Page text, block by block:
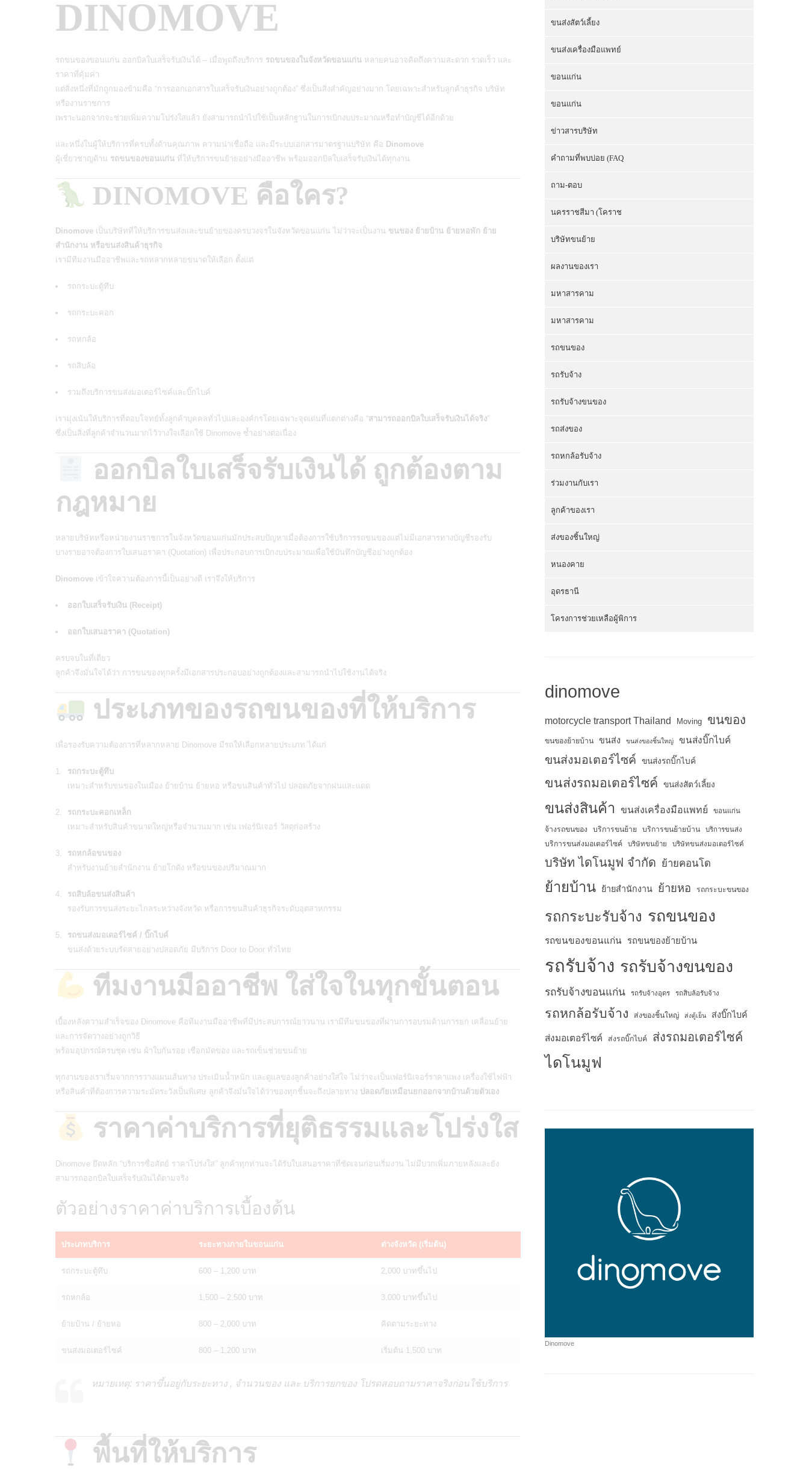
DINOMOVE
รถขนของขอนแก่น ออกบิลใบเสร็จรับเงินได้ – เมื่อพูดถึงบริการ รถขนของในจังหวัดขอนแก่น หลายคนอาจคิดถึงความสะดวก รวดเร็ว และ
ราคาที่คุ้มค่า
แต่สิ่งหนึ่งที่มักถูกมองข้ามคือ “การออกเอกสารใบเสร็จรับเงินอย่างถูกต้อง” ซึ่งเป็นสิ่งสำคัญอย่างมาก โดยเฉพาะสำหรับลูกค้าธุรกิจ บริษัท
หรืองานราชการ
เพราะนอกจากจะช่วยเพิ่มความโปร่งใสแล้ว ยังสามารถนำไปใช้เป็นหลักฐานในการเบิกงบประมาณหรือทำบัญชีได้อีกด้วย
และหนึ่งในผู้ให้บริการที่ครบทั้งด้านคุณภาพ ความน่าเชื่อถือ และมีระบบเอกสารมาตรฐานบริษัท คือ Dinomove
ผู้เชี่ยวชาญด้าน รถขนของขอนแก่น ที่ให้บริการขนย้ายอย่างมืออาชีพ พร้อมออกบิลใบเสร็จรับเงินได้ทุกงาน
DINOMOVE คือใคร?
Dinomove เป็นบริษัทที่ให้บริการขนส่งและขนย้ายของครบวงจรในจังหวัดขอนแก่น ไม่ว่าจะเป็นงาน ขนของ ย้ายบ้าน ย้ายหอพัก ย้าย
สำนักงาน หรือขนส่งสินค้าธุรกิจ
เรามีทีมงานมืออาชีพและรถหลากหลายขนาดให้เลือก ตั้งแต่
รถกระบะตู้ทึบ
รถกระบะคอก
รถหกล้อ
รถสิบล้อ
รวมถึงบริการขนส่งมอเตอร์ไซค์และบิ๊กไบค์
เรามุ่งเน้นให้บริการที่ตอบโจทย์ทั้งลูกค้าบุคคลทั่วไปและองค์กรโดยเฉพาะจุดเด่นที่แตกต่างคือ “สามารถออกบิลใบเสร็จรับเงินได้จริง”
ซึ่งเป็นสิ่งที่ลูกค้าจำนวนมากไว้วางใจเลือกใช้ Dinomove ซ้ำอย่างต่อเนื่อง
ออกบิลใบเสร็จรับเงินได้ ถูกต้องตาม
กฎหมาย
หลายบริษัทหรือหน่วยงานราชการในจังหวัดขอนแก่นมักประสบปัญหาเมื่อต้องการใช้บริการรถขนของแต่ไม่มีเอกสารทางบัญชีรองรับ
บางรายอาจต้องการใบเสนอราคา (Quotation) เพื่อประกอบการเบิกงบประมาณเพื่อใช้บันทึกบัญชีอย่างถูกต้อง
Dinomove เข้าใจความต้องการนี้เป็นอย่างดี เราจึงให้บริการ
ออกใบเสร็จรับเงิน (Receipt)
ออกใบเสนอราคา (Quotation)
ครบจบในที่เดียว
ลูกค้าจึงมั่นใจได้ว่า การขนของทุกครั้งมีเอกสารประกอบอย่างถูกต้องและสามารถนำไปใช้งานได้จริง
ประเภทของรถขนของที่ให้บริการ
เพื่อรองรับความต้องการที่หลากหลาย Dinomove มีรถให้เลือกหลายประเภท ได้แก่
รถกระบะตู้ทึบ
เหมาะสำหรับขนของในเมือง ย้ายบ้าน ย้ายหอ หรือขนสินค้าทั่วไป ปลอดภัยจากฝนและแดด
รถกระบะคอกเหล็ก
เหมาะสำหรับสินค้าขนาดใหญ่หรือจำนวนมาก เช่น เฟอร์นิเจอร์ วัสดุก่อสร้าง
รถหกล้อขนของ
สำหรับงานย้ายสำนักงาน ย้ายโกดัง หรือขนของปริมาณมาก
รถสิบล้อขนส่งสินค้า
รองรับการขนส่งระยะไกลระหว่างจังหวัด หรือการขนสินค้าธุรกิจระดับอุตสาหกรรม
รถขนส่งมอเตอร์ไซค์ / บิ๊กไบค์
ขนส่งด้วยระบบรัดสายอย่างปลอดภัย มีบริการ Door to Door ทั่วไทย
ทีมงานมืออาชีพ ใส่ใจในทุกขั้นตอน
เบื้องหลังความสำเร็จของ Dinomove คือทีมงานมืออาชีพที่มีประสบการณ์ยาวนาน เรามีทีมขนของที่ผ่านการอบรมด้านการยก เคลื่อนย้าย
และการจัดวางอย่างถูกวิธี
พร้อมอุปกรณ์ครบชุด เช่น ผ้าใบกันรอย เชือกมัดของ และรถเข็นช่วยขนย้าย
ทุกงานของเราเริ่มจากการวางแผนเส้นทาง ประเมินน้ำหนัก และดูแลของลูกค้าอย่างใส่ใจ ไม่ว่าจะเป็นเฟอร์นิเจอร์ราคาแพง เครื่องใช้ไฟฟ้า
หรือสินค้าที่ต้องการความระมัดระวังเป็นพิเศษ ลูกค้าจึงมั่นใจได้ว่าของทุกชิ้นจะถึงปลายทาง ปลอดภัยเหมือนยกออกจากบ้านด้วยตัวเอง
ราคาค่าบริการที่ยุติธรรมและโปร่งใส
Dinomove ยึดหลัก “บริการซื่อสัตย์ ราคาโปร่งใส” ลูกค้าทุกท่านจะได้รับใบเสนอราคาที่ชัดเจนก่อนเริ่มงาน ไม่มีบวกเพิ่มภายหลังและยัง
สามารถออกบิลใบเสร็จรับเงินได้ตามจริง
ตัวอย่างราคาค่าบริการเบื้องต้น
ประเภทบริการ ระยะทางภายในขอนแก่น ต่างจังหวัด (เริ่มต้น)
รถกระบะตู้ทึบ 600 – 1,200 บาท 2,000 บาทขึ้นไป
รถหกล้อ 1,500 – 2,500 บาท 3,000 บาทขึ้นไป
ย้ายบ้าน / ย้ายหอ 800 – 2,000 บาท คิดตามระยะทาง
ขนส่งมอเตอร์ไซค์ 800 – 1,200 บาท เริ่มต้น 1,500 บาท
หมายเหตุ: ราคาขึ้นอยู่กับระยะทาง , จำนวนของ และ บริการยกของ โปรดสอบถามราคาจริงก่อนใช้บริการ
พื้นที่ให้บริการ
ขนส่งสัตว์เลี้ยง
ขนส่งเครื่องมือแพทย์
ขอนแก่น
ขอนแก่น
ข่าวสารบริษัท
คำถามที่พบบ่อย (FAQ
ถาม-ตอบ
นครราชสีมา (โคราช
บริษัทขนย้าย
ผลงานของเรา
มหาสารคาม
มหาสารคาม
รถขนของ
รถรับจ้าง
รถรับจ้างขนของ
รถส่งของ
รถหกล้อรับจ้าง
ร่วมงานกับเรา
ลูกค้าของเรา
ส่งของชิ้นใหญ่
หนองคาย
อุดรธานี
โครงการช่วยเหลือผู้พิการ
dinomove
motorcycle transport Thailand Moving ขนของ
ขนของย้ายบ้าน ขนส่ง ขนส่งของชิ้นใหญ่ ขนส่งบิ๊กไบค์
ขนส่งมอเตอร์ไซค์ ขนส่งรถบิ๊กไบค์
ขนส่งรถมอเตอร์ไซค์ ขนส่งสัตว์เลี้ยง
ขนส่งสินค้า ขนส่งเครื่องมือแพทย์ ขอนแก่น
จ้างรถขนของ บริการขนย้าย บริการขนย้ายบ้าน บริการขนส่ง
บริการขนส่งมอเตอร์ไซค์ บริษัทขนย้าย บริษัทขนส่งมอเตอร์ไซค์
บริษัท ไดโนมูฟ จำกัด ย้ายคอนโด
ย้ายบ้าน ย้ายสำนักงาน ย้ายหอ รถกระบะขนของ
รถกระบะรับจ้าง รถขนของ
รถขนของขอนแก่น รถขนของย้ายบ้าน
รถรับจ้าง รถรับจ้างขนของ
รถรับจ้างขอนแก่น รถรับจ้างอุดร รถสิบล้อรับจ้าง
รถหกล้อรับจ้าง ส่งของชิ้นใหญ่ ส่งตู้เย็น ส่งบิ๊กไบค์
ส่งมอเตอร์ไซค์ ส่งรถบิ๊กไบค์ ส่งรถมอเตอร์ไซค์
ไดโนมูฟ
Dinomove